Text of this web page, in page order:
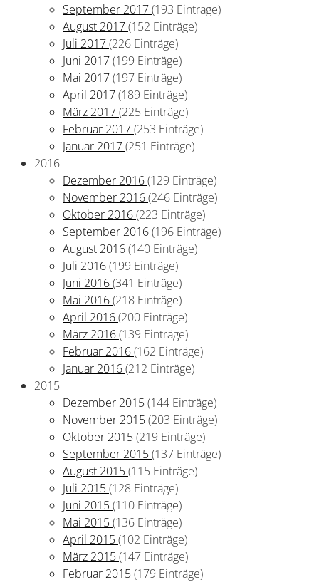
September 2017(193 Einträge)
August 2017(152 Einträge)
Juli 2017(226 Einträge)
Juni 2017(199 Einträge)
Mai 2017(197 Einträge)
April 2017(189 Einträge)
März 2017(225 Einträge)
Februar 2017(253 Einträge)
Januar 2017(251 Einträge)
2016
Dezember 2016(129 Einträge)
November 2016(246 Einträge)
Oktober 2016(223 Einträge)
September 2016(196 Einträge)
August 2016(140 Einträge)
Juli 2016(199 Einträge)
Juni 2016(341 Einträge)
Mai 2016(218 Einträge)
April 2016(200 Einträge)
März 2016(139 Einträge)
Februar 2016(162 Einträge)
Januar 2016(212 Einträge)
2015
Dezember 2015(144 Einträge)
November 2015(203 Einträge)
Oktober 2015(219 Einträge)
September 2015(137 Einträge)
August 2015(115 Einträge)
Juli 2015(128 Einträge)
Juni 2015(110 Einträge)
Mai 2015(136 Einträge)
April 2015(102 Einträge)
März 2015(147 Einträge)
Februar 2015(179 Einträge)